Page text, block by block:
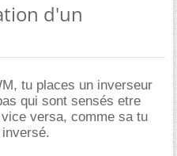
d'un
tu places un inverseur
qui sont sensés etre
versa, comme sa tu